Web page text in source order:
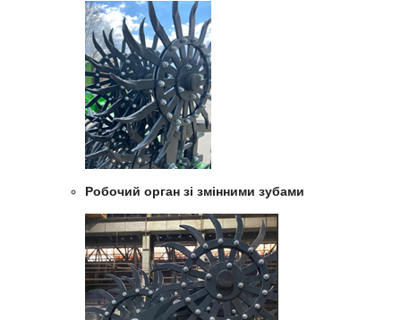
Робочий орган зі змінними зубами